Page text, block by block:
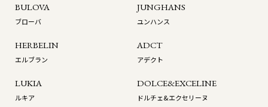
BULOVA
ブローバ
JUNGHANS
ユンハンス
HERBELIN
エルブラン
ADCT
アデクト
LUKIA
ルキア
DOLCE&EXCELINE
ドルチェ&エクセリーヌ